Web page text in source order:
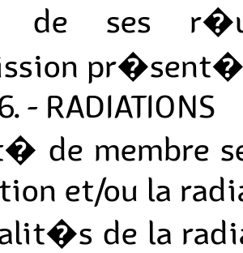
de ses
- RADIATIONS
de membre
et/ou la
de la